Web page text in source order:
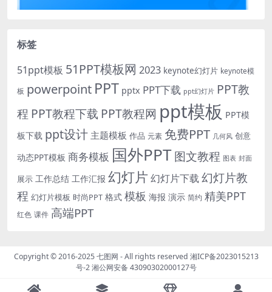
标签
51ppt模板 51PPT模板网 2023 keynote幻灯片 keynote模
板 powerpoint PPT pptx PPT下载 ppt幻灯片 PPT教
程 PPT教程下载 PPT教程网 ppt模板 PPT模
板下载 ppt设计 主题模板 作品 元素 免费PPT 几何风 创意
动态PPT模板 商务模板 国外PPT图文教程 图表 封面
展示 工作总结 工作汇报 幻灯片 幻灯片下载 幻灯片教
程 幻灯片模板 时尚PPT 格式 模板 海报 演示 简约 精美PPT
红色 课件 高端PPT
Copyright © 2016-2025七图网 - All rights reserved 湘ICP备2023015213
号-2湘公网安备 43090302000127号